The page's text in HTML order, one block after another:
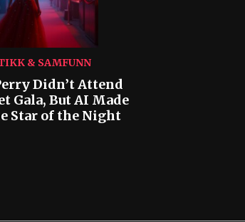
& SAMFUNN
Didn’t Attend
Gala, But AI Made
Star of the Night